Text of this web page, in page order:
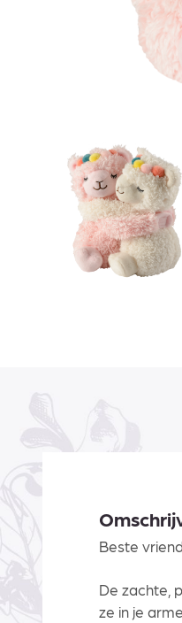
Beste
De zachte,
ze in je